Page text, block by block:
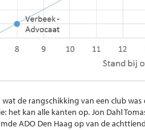
wat de rangschikking van een club
het kan alle kanten op. Jon Dahl
ADO Den Haag op van de